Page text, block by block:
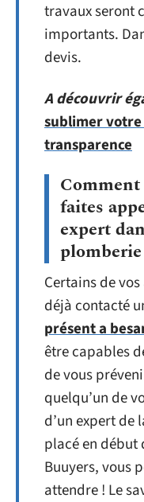
travaux seront
importants.
devis.
A découvrir
sublimer
transparence
Comment
faites
expert
Certains de
déjà contacté
présent a
être capables
de vous
quelqu’un de
d’un expert de
placé en début
Buuyers, vous
attendre ! Le